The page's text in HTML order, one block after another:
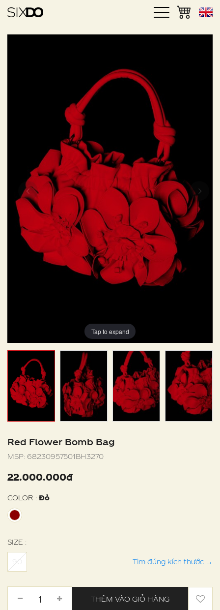
Tap to expand
Red Flower Bomb Bag
MSP: 68230957501BH3270
22.000.000đ
COLOR : Đỏ
SIZE :
90 Tìm đúng kích thước →
THÊM VÀO GIỎ HÀNG